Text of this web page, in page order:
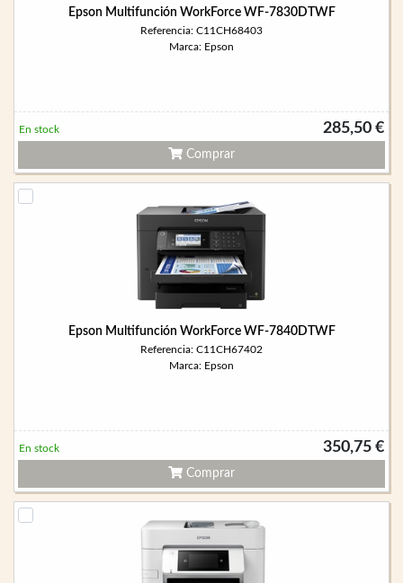
Epson Multifunción WorkForce WF-7830DTWF
Referencia: C11CH68403
Marca: Epson
285,50 €
En stock
Comprar
Epson Multifunción WorkForce WF-7840DTWF
Referencia: C11CH67402
Marca: Epson
350,75 €
En stock
Comprar